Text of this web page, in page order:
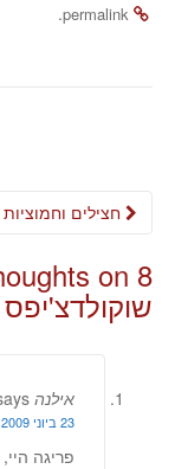
permalink
.
8 thoughts on “
אילנה
23 ביוני 2009 at 12:32
פריגה היי,